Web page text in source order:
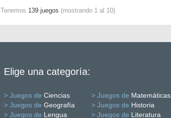
Tenemos 139 juegos (mostrando 1 al 10)
Elige una categoría:
> Juegos de Ciencias > Juegos de Matemáticas
> Juegos de Geografía > Juegos de Historia
> Juegos de Lengua > Juegos de Literatura